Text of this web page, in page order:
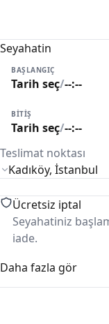
Seyahatin
BAŞLANGIÇ
Tarih seç/--:--
BITIŞ
Tarih seç/--:--
Teslimat noktası
Ücretsiz iptal
Seyahatiniz
iade.
Güvenli ödeme
Ödemeleriniz
Daha fazla gör